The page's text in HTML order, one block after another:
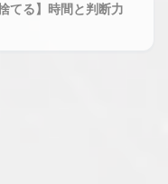
てる】時間と判断力